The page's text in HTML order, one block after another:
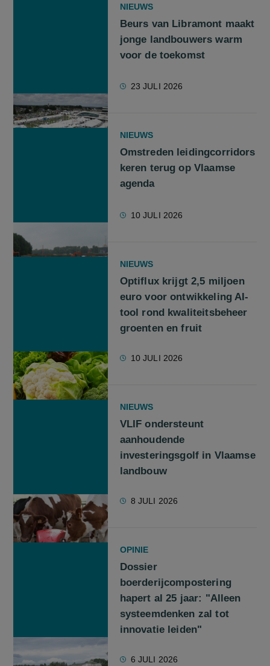
NIEUWS
Beurs van Libramont maakt
jonge landbouwers warm
voor de toekomst
23 JULI 2026
NIEUWS
Omstreden leidingcorridors
keren terug op Vlaamse
agenda
10 JULI 2026
NIEUWS
Optiflux krijgt 2,5 miljoen
euro voor ontwikkeling AI-
tool rond kwaliteitsbeheer
groenten en fruit
10 JULI 2026
NIEUWS
VLIF ondersteunt
aanhoudende
investeringsgolf in Vlaamse
landbouw
8 JULI 2026
OPINIE
Dossier
boerderijcompostering
hapert al 25 jaar: "Alleen
systeemdenken zal tot
innovatie leiden"
6 JULI 2026